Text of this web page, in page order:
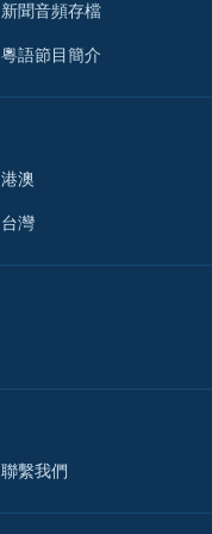
新聞音頻存檔
粵語節目簡介
港澳
台灣
聯繫我們